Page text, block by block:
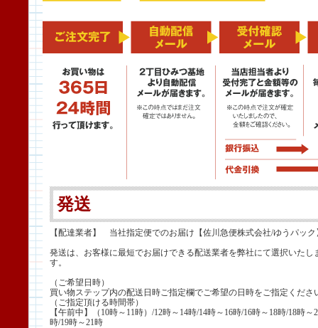
発送
【配達業者】 当社指定便でのお届け【佐川急便株式会社/ゆうパック
発送は、お客様に最短でお届けできる配送業者を弊社にて選択いたし
す。
（ご希望日時）
買い物ステップ内の配送日時ご指定欄でご希望の日時をご指定くださ
（ご指定頂ける時間帯）
【午前中】（10時～11時）/12時～14時/14時～16時/16時～18時/18時～
時/19時～21時